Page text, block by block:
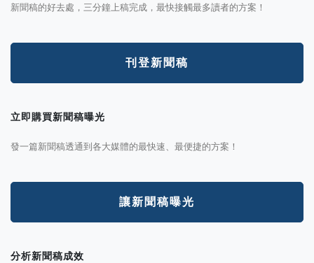
新聞稿的好去處，三分鐘上稿完成，最快接觸最多讀者的方案！
刊登新聞稿
立即購買新聞稿曝光
發一篇新聞稿透通到各大媒體的最快速、最便捷的方案！
讓新聞稿曝光
分析新聞稿成效